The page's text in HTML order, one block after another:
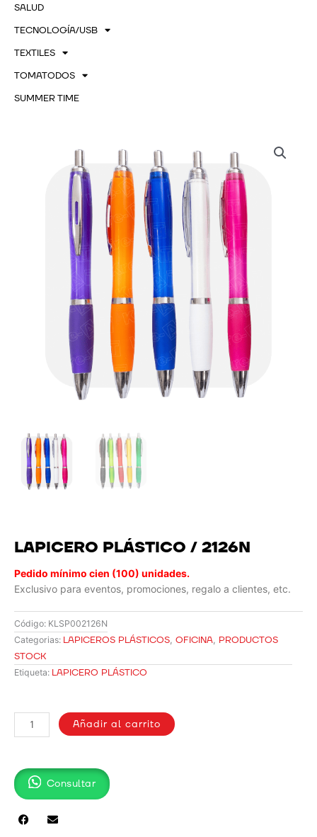
SALUD
TECNOLOGÍA/USB
TEXTILES
TOMATODOS
SUMMER TIME
LAPICERO PLÁSTICO / 2126N
Pedido mínimo cien (100) unidades.
Exclusivo para eventos, promociones, regalo a clientes, etc.
Código: KLSP002126N
Categorias: LAPICEROS PLÁSTICOS, OFICINA, PRODUCTOS
STOCK
Etiqueta: LAPICERO PLÁSTICO
PLÁSTICO
/
cantidad
Añadir al carrito
Consultar